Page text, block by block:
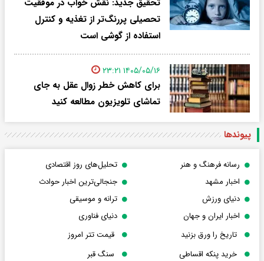
تحقیق جدید: نقش خواب در موفقیت
تحصیلی پررنگ‌تر از تغذیه و کنترل
استفاده از گوشی است
۱۴۰۵/۰۵/۱۶ ۲۳:۲۱
برای کاهش خطر زوال عقل به جای
تماشای تلویزیون مطالعه کنید
پیوندها
رسانه فرهنگ و هنر
تحلیل‌های روز اقتصادی
اخبار مشهد
جنجالی‌ترین اخبار حوادث
دنیای ورزش
ترانه و موسیقی
اخبار ایران و جهان
دنیای فناوری
تاریخ را ورق بزنید
قیمت تتر امروز
خرید پنکه اقساطی
سنگ قبر